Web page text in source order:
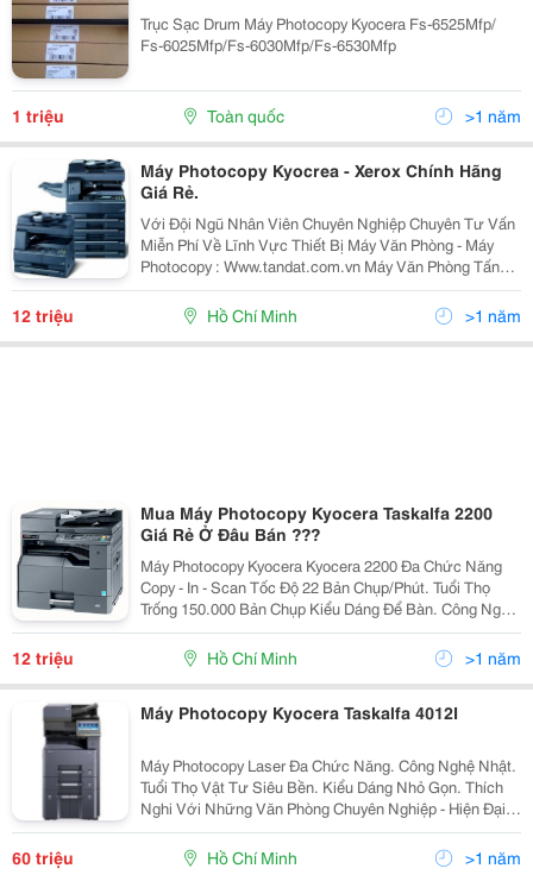
Trục Sạc Drum Máy Photocopy Kyocera Fs-6525Mfp/
Fs-6025Mfp/Fs-6030Mfp/Fs-6530Mfp
1 triệu Toàn quốc >1 năm
Máy Photocopy Kyocrea - Xerox Chính Hãng
Giá Rẻ.
Với Đội Ngũ Nhân Viên Chuyên Nghiệp Chuyên Tư Vấn
Miễn Phí Về Lĩnh Vực Thiết Bị Máy Văn Phòng - Máy
Photocopy : Www.tandat.com.vn Máy Văn Phòng Tấn
Đạt Là Nơi Cung Cấp Uy Tín Nhất Về Dòng Sản Phẩm
Máy In, Máy Photocopy, Vật Tư, Linh Kiện, Mực...
12 triệu Hồ Chí Minh >1 năm
Mua Máy Photocopy Kyocera Taskalfa 2200
Giá Rẻ Ở Đâu Bán ???
Máy Photocopy Kyocera Kyocera 2200 Đa Chức Năng
Copy - In - Scan Tốc Độ 22 Bản Chụp/Phút. Tuổi Thọ
Trống 150.000 Bản Chụp Kiểu Dáng Để Bàn. Công Nghệ
Nhật. Hàng Chính Hãng. Bảo Hành Chính Hãng.(
100.000 Bản Chụp Hoặc 12 Tháng )...
12 triệu Hồ Chí Minh >1 năm
Máy Photocopy Kyocera Taskalfa 4012I
Máy Photocopy Laser Đa Chức Năng. Công Nghệ Nhật.
Tuổi Thọ Vật Tư Siêu Bền. Kiểu Dáng Nhỏ Gọn. Thích
Nghi Với Những Văn Phòng Chuyên Nghiệp - Hiện Đại
Khuyến Mãi Hấp Dẫn. Quà Tặng Cực Khủng. Bảo Hành
Tận Nơi, Bảo Trì Miễn Phí...
60 triệu Hồ Chí Minh >1 năm